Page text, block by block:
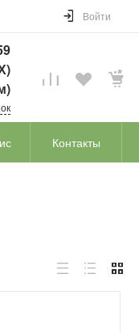
Войти
Контакты